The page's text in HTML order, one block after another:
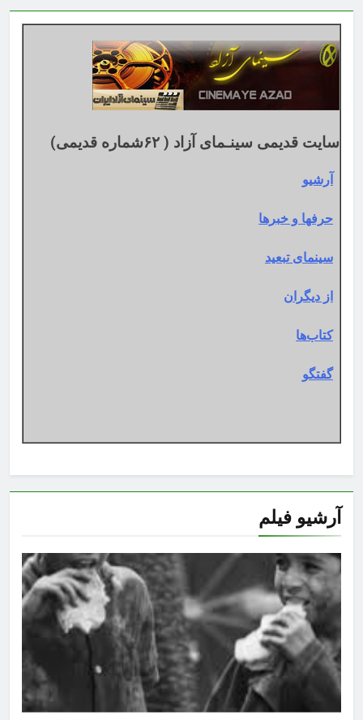
اساس
تقویم
میلادی
سایت قدیمی سینـمای آزاد ( ۶۲شماره قدیمی)
آرشیو
حرفها و خبرها
سینمای تبعید
از دیگران
کتاب‌ها
گفتگو
آرشیو فیلم